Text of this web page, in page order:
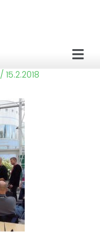
/ 15.2.2018